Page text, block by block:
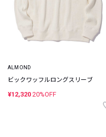
ALMOND
ビックワッフルロングスリーブ
¥12,320 20%OFF